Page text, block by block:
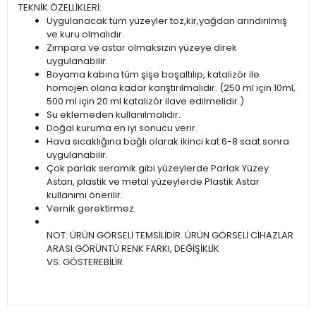
TEKNİK ÖZELLİKLERİ:
Uygulanacak tüm yüzeyler toz,kir,yağdan arındırılmış
ve kuru olmalıdır.
Zımpara ve astar olmaksızın yüzeye direk
uygulanabilir.
Boyama kabına tüm şişe boşaltılıp, katalizör ile
homojen olana kadar karıştırılmalıdır. (250 ml için 10ml,
500 ml için 20 ml katalizör ilave edilmelidir.)
Su eklemeden kullanılmalıdır.
Doğal kuruma en iyi sonucu verir.
Hava sıcaklığına bağlı olarak ikinci kat 6-8 saat sonra
uygulanabilir.
Çok parlak seramik gibi yüzeylerde Parlak Yüzey
Astarı, plastik ve metal yüzeylerde Plastik Astar
kullanımı önerilir.
Vernik gerektirmez.
NOT: ÜRÜN GÖRSELİ TEMSİLİDİR. ÜRÜN GÖRSELİ CİHAZLAR
ARASI GÖRÜNTÜ RENK FARKI, DEĞİŞİKLİK
VS. GÖSTEREBİLİR.